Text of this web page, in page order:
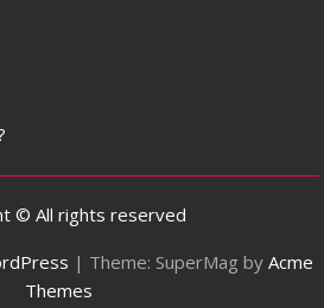
© All rights reserved
| Theme: SuperMag by Acme
Themes